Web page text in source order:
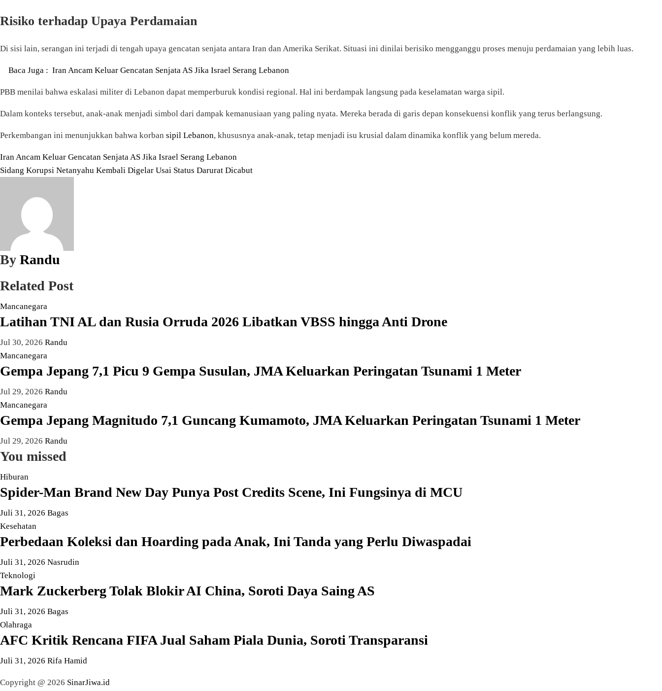
Risiko terhadap Upaya Perdamaian
Di sisi lain, serangan ini terjadi di tengah upaya gencatan senjata antara Iran dan Amerika Serikat. Situasi ini dinilai berisiko mengganggu proses menuju perdamaian yang lebih luas.
Baca Juga : Iran Ancam Keluar Gencatan Senjata AS Jika Israel Serang Lebanon
PBB menilai bahwa eskalasi militer di Lebanon dapat memperburuk kondisi regional. Hal ini berdampak langsung pada keselamatan warga sipil.
Dalam konteks tersebut, anak-anak menjadi simbol dari dampak kemanusiaan yang paling nyata. Mereka berada di garis depan konsekuensi konflik yang terus berlangsung.
Perkembangan ini menunjukkan bahwa korban sipil Lebanon, khususnya anak-anak, tetap menjadi isu krusial dalam dinamika konflik yang belum mereda.
Navigasi
pos
Iran Ancam Keluar Gencatan Senjata AS Jika Israel Serang Lebanon
Sidang Korupsi Netanyahu Kembali Digelar Usai Status Darurat Dicabut
By Randu
Related Post
Mancanegara
Latihan TNI AL dan Rusia Orruda 2026 Libatkan VBSS hingga Anti Drone
Jul 30, 2026 Randu
Mancanegara
Gempa Jepang 7,1 Picu 9 Gempa Susulan, JMA Keluarkan Peringatan Tsunami 1 Meter
Jul 29, 2026 Randu
Mancanegara
Gempa Jepang Magnitudo 7,1 Guncang Kumamoto, JMA Keluarkan Peringatan Tsunami 1 Meter
Jul 29, 2026 Randu
You missed
Hiburan
Spider-Man Brand New Day Punya Post Credits Scene, Ini Fungsinya di MCU
Juli 31, 2026 Bagas
Kesehatan
Perbedaan Koleksi dan Hoarding pada Anak, Ini Tanda yang Perlu Diwaspadai
Juli 31, 2026 Nasrudin
Teknologi
Mark Zuckerberg Tolak Blokir AI China, Soroti Daya Saing AS
Juli 31, 2026 Bagas
Olahraga
AFC Kritik Rencana FIFA Jual Saham Piala Dunia, Soroti Transparansi
Juli 31, 2026 Rifa Hamid
Copyright @ 2026 SinarJiwa.id